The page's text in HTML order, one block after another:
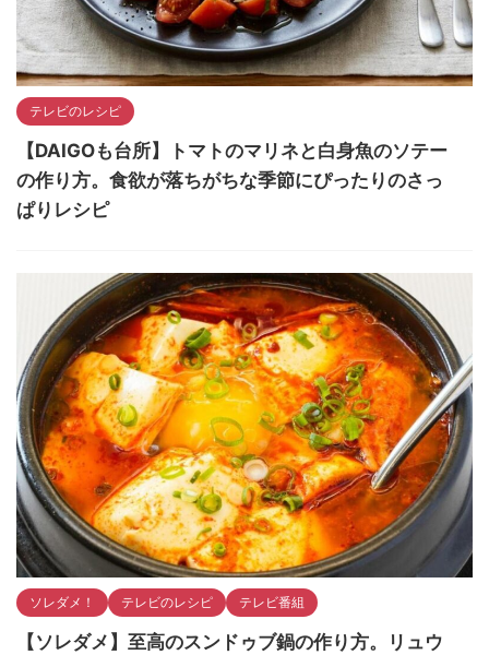
テレビのレシピ
【DAIGOも台所】トマトのマリネと白身魚のソテー
の作り方。食欲が落ちがちな季節にぴったりのさっ
ぱりレシピ
ソレダメ！ テレビのレシピ テレビ番組
【ソレダメ】至高のスンドゥブ鍋の作り方。リュウ